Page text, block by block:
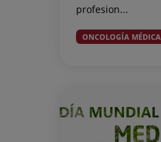
profesion...
ONCOLOGÍA MÉDICA